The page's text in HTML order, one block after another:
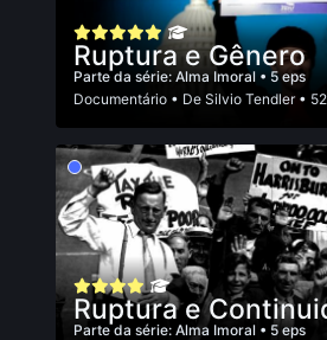
Ruptura e Gênero
Parte da série: Alma Imoral • 5 eps
Documentário • De Silvio Tendler•
Ruptura e
Parte da série: Alma Imoral • 5 eps